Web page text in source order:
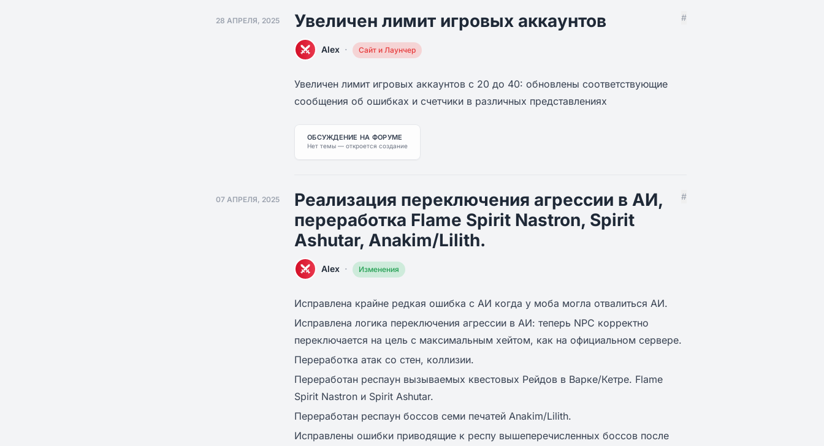
28 АПРЕЛЯ, 2025 Увеличен лимит игровых аккаунтов #
Alex · Сайт и Лаунчер
Увеличен лимит игровых аккаунтов с 20 до 40: обновлены соответствующие
сообщения об ошибках и счетчики в различных представлениях
ОБСУЖДЕНИЕ НА ФОРУМЕ
Нет темы — откроется создание
07 АПРЕЛЯ, 2025
Реализация переключения агрессии в АИ,
переработка Flame Spirit Nastron, Spirit
Ashutar, Anakim/Lilith.
#
Alex · Изменения
Исправлена крайне редкая ошибка с АИ когда у моба могла отвалиться АИ.
Исправлена логика переключения агрессии в АИ: теперь NPC корректно
переключается на цель с максимальным хейтом, как на официальном сервере.
Переработка атак со стен, коллизии.
Переработан респаун вызываемых квестовых Рейдов в Варке/Кетре. Flame
Spirit Nastron и Spirit Ashutar.
Переработан респаун боссов семи печатей Anakim/Lilith.
Исправлены ошибки приводящие к респу вышеперечисленных боссов после